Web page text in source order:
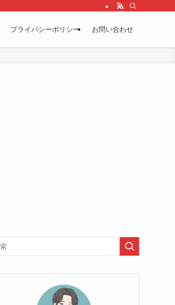
プライバシーポリシー お問い合わせ